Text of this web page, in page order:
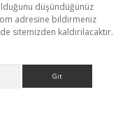
düşündüğünüz
adresine bildirmeniz
sitemizden kaldırılacaktır.